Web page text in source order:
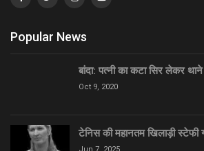
Popular News
बांदा: पत्नी का कटा सिर लेकर थाने
Oct 9, 2020
टेनिस की महानतम खिलाड़ी स्टेफी